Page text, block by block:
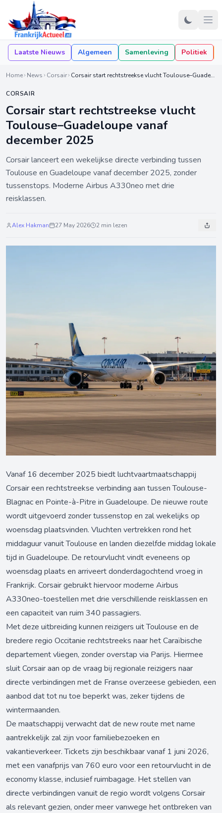
Laatste Nieuws Algemeen Samenleving Politiek
Home News Corsair Corsair start rechtstreekse vlucht Toulouse–Guadeloupe vanaf december 2025
CORSAIR
Corsair start rechtstreekse vlucht
Toulouse–Guadeloupe vanaf
december 2025
Corsair lanceert een wekelijkse directe verbinding tussen
Toulouse en Guadeloupe vanaf december 2025, zonder
tussenstops. Moderne Airbus A330neo met drie
reisklassen.
Alex Hakman 27 May 2026 2 min lezen
Vanaf 16 december 2025 biedt luchtvaartmaatschappij
Corsair een rechtstreekse verbinding aan tussen Toulouse-
Blagnac en Pointe-à-Pitre in Guadeloupe. De nieuwe route
wordt uitgevoerd zonder tussenstop en zal wekelijks op
woensdag plaatsvinden. Vluchten vertrekken rond het
middaguur vanuit Toulouse en landen diezelfde middag lokale
tijd in Guadeloupe. De retourvlucht vindt eveneens op
woensdag plaats en arriveert donderdagochtend vroeg in
Frankrijk. Corsair gebruikt hiervoor moderne Airbus
A330neo-toestellen met drie verschillende reisklassen en
een capaciteit van ruim 340 passagiers.
Met deze uitbreiding kunnen reizigers uit Toulouse en de
bredere regio Occitanie rechtstreeks naar het Caraïbische
departement vliegen, zonder overstap via Parijs. Hiermee
sluit Corsair aan op de vraag bij regionale reizigers naar
directe verbindingen met de Franse overzeese gebieden, een
aanbod dat tot nu toe beperkt was, zeker tijdens de
wintermaanden.
De maatschappij verwacht dat de new route met name
aantrekkelijk zal zijn voor familiebezoeken en
vakantieverkeer. Tickets zijn beschikbaar vanaf 1 juni 2026,
met een vanafprijs van 760 euro voor een retourvlucht in de
economy klasse, inclusief ruimbagage. Het stellen van
directe verbindingen vanuit de regio wordt volgens Corsair
als relevant gezien, onder meer vanwege het ontbreken van